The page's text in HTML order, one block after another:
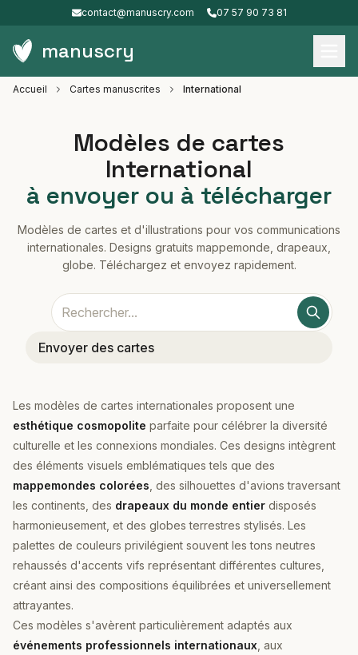
contact@manuscry.com 07 57 90 73 81
manuscry
Accueil Cartes manuscrites International
Modèles de cartes
International
à envoyer ou à télécharger
Modèles de cartes et d'illustrations pour vos communications
internationales. Designs gratuits mappemonde, drapeaux,
globe. Téléchargez et envoyez rapidement.
Envoyer des cartes
Les modèles de cartes internationales proposent une
esthétique cosmopolite parfaite pour célébrer la diversité
culturelle et les connexions mondiales. Ces designs intègrent
des éléments visuels emblématiques tels que des
mappemondes colorées , des silhouettes d'avions traversant
les continents, des drapeaux du monde entier disposés
harmonieusement, et des globes terrestres stylisés. Les
palettes de couleurs privilégient souvent les tons neutres
rehaussés d'accents vifs représentant différentes cultures,
créant ainsi des compositions équilibrées et universellement
attrayantes.
Ces modèles s'avèrent particulièrement adaptés aux
événements professionnels internationaux , aux